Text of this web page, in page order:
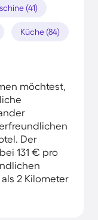
(41)
Küche (84)
möchtest,
Der
131 € pro
2 Kilometer